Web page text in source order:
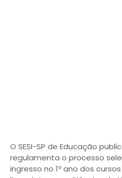
O SESI-SP de Educação
regulamenta o processo
ingresso no 1º ano dos